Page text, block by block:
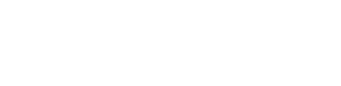
и быстрое продвижение вашей рекламы!